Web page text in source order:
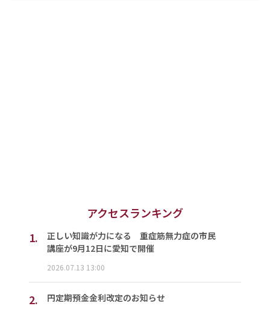
アクセスランキング
1.
正しい知識が力になる 重症筋無力症の市民
講座が9月12日に愛知で開催
2026.07.13 13:00
2. 円定期預金金利改定のお知らせ